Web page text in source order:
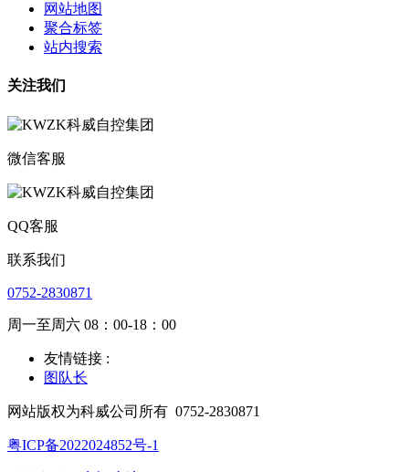
网站地图
聚合标签
站内搜索
关注我们
微信客服
QQ客服
联系我们
0752-2830871
周一至周六 08：00-18：00
友情链接 :
图队长
网站版权为科威公司所有 0752-2830871
粤ICP备2022024852号-1